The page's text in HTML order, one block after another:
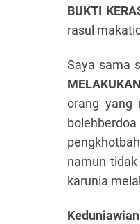
BUKTI
rasul
Saya sama
orang yang
namun
karunia